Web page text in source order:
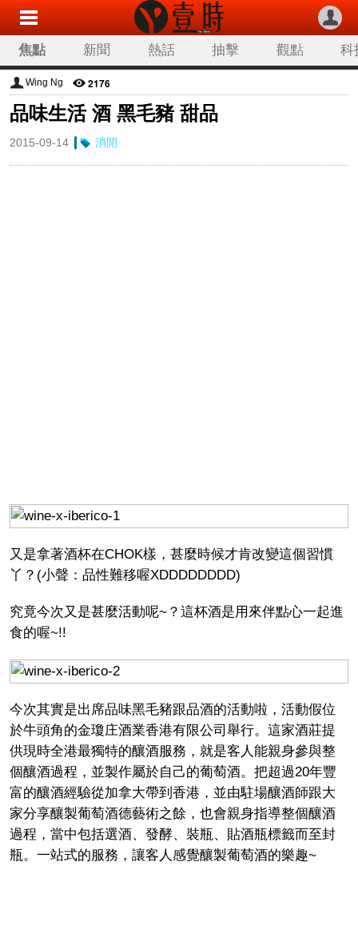
焦點 新聞 熱話 抽擊 觀點 科
Wing Ng 2176
品味生活 酒 黑毛豬 甜品
2015-09-14 消閒
又是拿著酒杯在CHOK樣，甚麼時候才肯改變這個習慣
丫？(小聲：品性難移喔XDDDDDDDD)
究竟今次又是甚麼活動呢~？這杯酒是用來伴點心一起進
食的喔~!!
今次其實是出席品味黑毛豬跟品酒的活動啦，活動假位
於牛頭角的金瓊庄酒業香港有限公司舉行。這家酒莊提
供現時全港最獨特的釀酒服務，就是客人能親身參與整
個釀酒過程，並製作屬於自己的葡萄酒。把超過20年豐
富的釀酒經驗從加拿大帶到香港，並由駐場釀酒師跟大
家分享釀製葡萄酒德藝術之餘，也會親身指導整個釀酒
過程，當中包括選酒、發酵、裝瓶、貼酒瓶標籤而至封
瓶。一站式的服務，讓客人感覺釀製葡萄酒的樂趣~